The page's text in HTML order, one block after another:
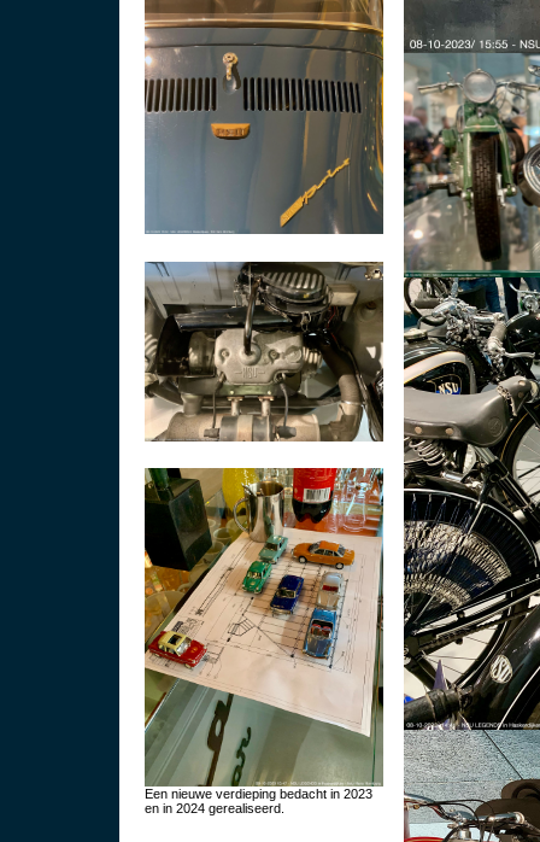
Een nieuwe verdieping bedacht in 2023
en in 2024 gerealiseerd.